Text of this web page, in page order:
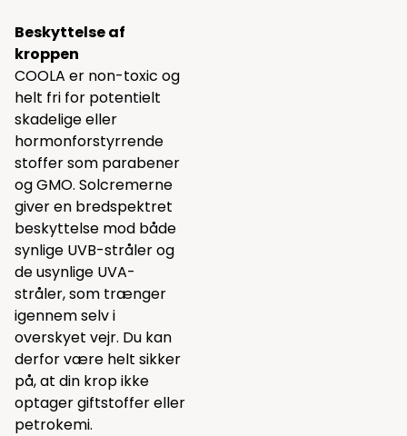
Beskyttelse af
kroppen
COOLA er non-toxic og
helt fri for potentielt
skadelige eller
hormonforstyrrende
stoffer som parabener
og GMO. Solcremerne
giver en bredspektret
beskyttelse mod både
synlige UVB-stråler og
de usynlige UVA-
stråler, som trænger
igennem selv i
overskyet vejr. Du kan
derfor være helt sikker
på, at din krop ikke
optager giftstoffer eller
petrokemi.